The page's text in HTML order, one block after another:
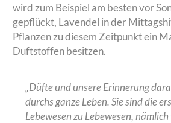
wird zum Beispiel am besten vor
gepflückt, Lavendel in der
Pflanzen zu diesem Zeitpunkt ein
Duftstoffen besitzen.
„Düfte und unsere Erinnerung
durchs ganze Leben. Sie sind die
Lebewesen zu Lebewesen,